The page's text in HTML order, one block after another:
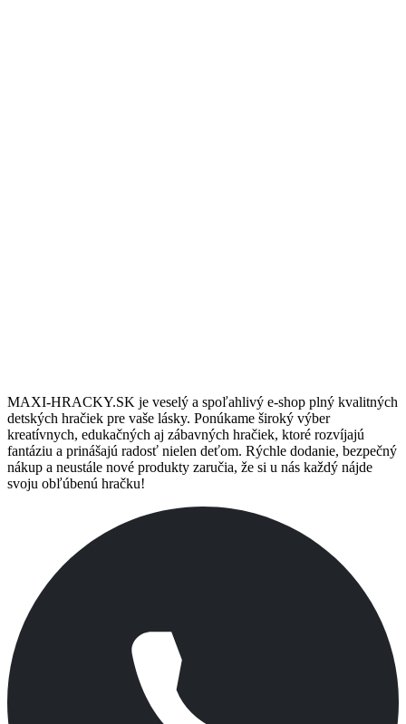
MAXI-HRACKY.SK je veselý a spoľahlivý e-shop plný kvalitných
detských hračiek pre vaše lásky. Ponúkame široký výber
kreatívnych, edukačných aj zábavných hračiek, ktoré rozvíjajú
fantáziu a prinášajú radosť nielen deťom. Rýchle dodanie, bezpečný
nákup a neustále nové produkty zaručia, že si u nás každý nájde
svoju obľúbenú hračku!